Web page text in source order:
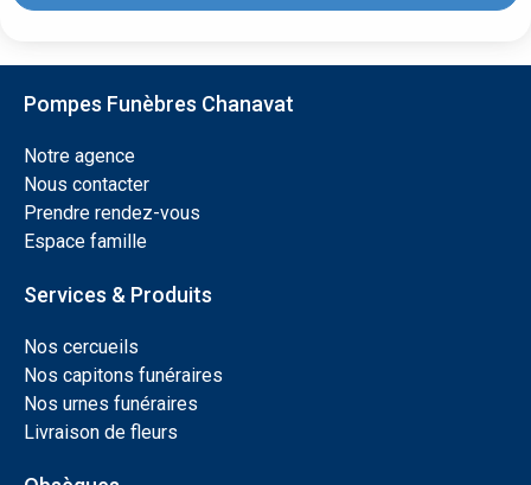
Pompes Funèbres Chanavat
Notre agence
Nous contacter
Prendre rendez-vous
Espace famille
Services & Produits
Nos cercueils
Nos capitons funéraires
Nos urnes funéraires
Livraison de fleurs